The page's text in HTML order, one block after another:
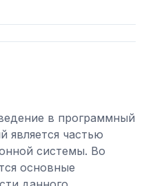
в программный
является частью
системы. Во
основные